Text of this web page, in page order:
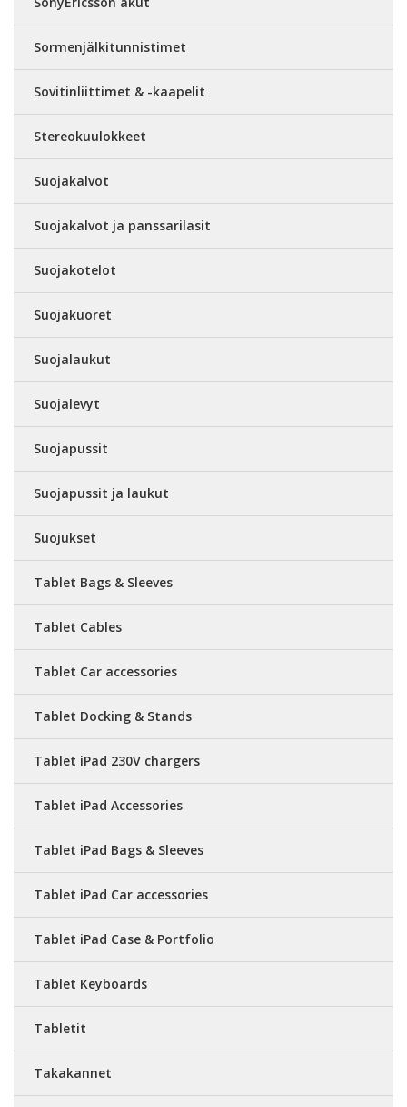
Sormenjälkitunnistimet
Sovitinliittimet & -kaapelit
Stereokuulokkeet
Suojakalvot
Suojakalvot ja panssarilasit
Suojakotelot
Suojakuoret
Suojalaukut
Suojalevyt
Suojapussit
Suojapussit ja laukut
Suojukset
Tablet Bags & Sleeves
Tablet Cables
Tablet Car accessories
Tablet Docking & Stands
Tablet iPad 230V chargers
Tablet iPad Accessories
Tablet iPad Bags & Sleeves
Tablet iPad Car accessories
Tablet iPad Case & Portfolio
Tablet Keyboards
Tabletit
Takakannet